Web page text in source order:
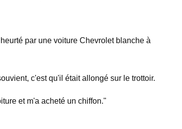
par une voiture Chevrolet blanche à
c'est qu'il était allongé sur le trottoir.
et m'a acheté un chiffon."